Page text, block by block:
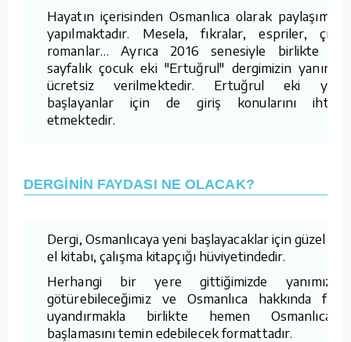
Hayatın içerisinden Osmanlıca olarak paylaşımlar
yapılmaktadır. Mesela, fıkralar, espriler, çizgi
romanlar… Ayrıca 2016 senesiyle birlikte 16
sayfalık çocuk eki "Ertuğrul" dergimizin yanında
ücretsiz verilmektedir. Ertuğrul eki yeni
başlayanlar için de giriş konularını ihtiva
etmektedir.
DERGİNİN FAYDASI NE OLACAK?
Dergi, Osmanlıcaya yeni başlayacaklar için güzel bir
el kitabı, çalışma kitapçığı hüviyetindedir.
Herhangi bir yere gittiğimizde yanımızda
götürebileceğimiz ve Osmanlıca hakkında fikir
uyandırmakla birlikte hemen Osmanlıcaya
başlamasını temin edebilecek formattadır.